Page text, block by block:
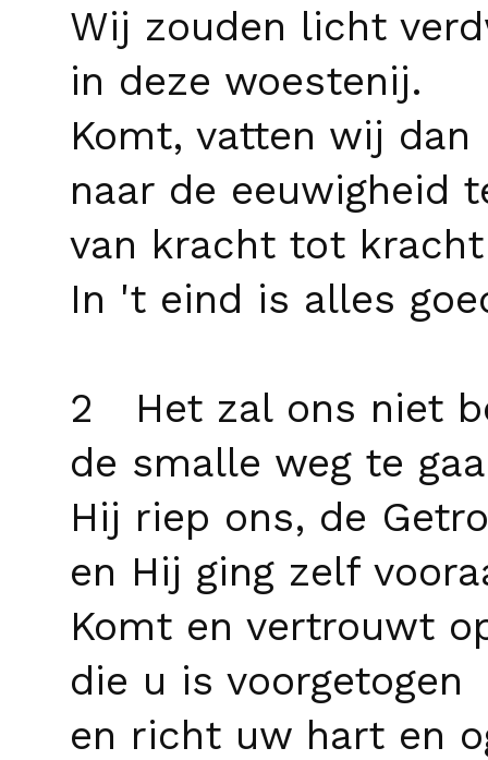
Wij zouden licht
in deze woestenij.
Komt, vatten wij dan
naar de eeuwigheid
van kracht tot
In 't eind is alles
2 Het zal ons niet
de smalle weg te
Hij riep ons, de
en Hij ging zelf
Komt en vertrouwt
die u is voorgetogen
en richt uw hart en